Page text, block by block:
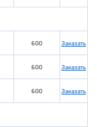
600 Заказать
600 Заказать
600 Заказать